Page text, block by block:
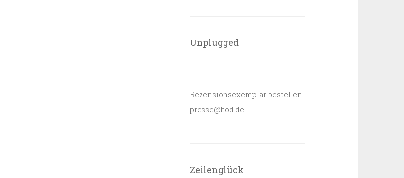
Unplugged
Rezensionsexemplar bestellen:
presse@bod.de
Zeilenglück